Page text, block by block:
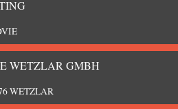
WETZLAR GMBH
WETZLAR